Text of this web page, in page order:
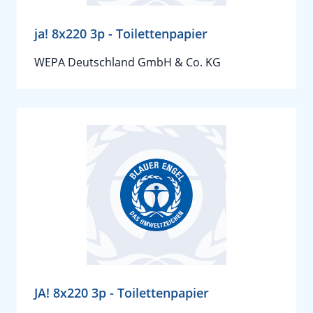
ja! 8x220 3p - Toilettenpapier
WEPA Deutschland GmbH & Co. KG
JA! 8x220 3p - Toilettenpapier